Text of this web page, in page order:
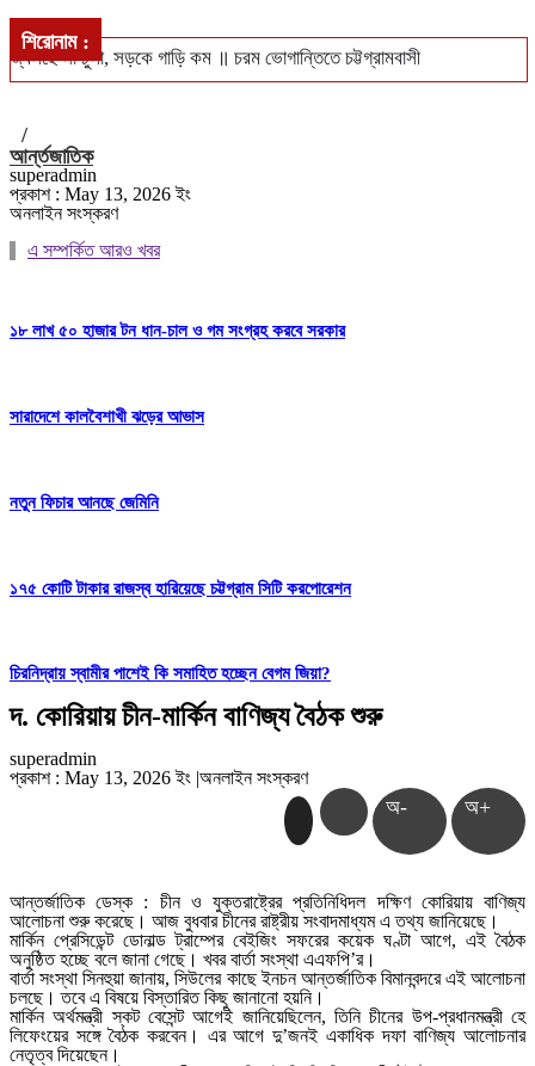
শিরোনাম :
জ্বলছে না চুলা, সড়কে গাড়ি কম ॥ চরম ভোগান্তিতে চট্টগ্রামবাসী
সিএমপি’র নিজস্ব জনবলে চলবে ট্রাফিক ব্যবস্থাপনা
ঢাকা-পাবনা ও ঢাকা-খুলনা রুটে নতুন আন্তঃনগর ট্রেন চালুর পরিকল্পনা ॥ চালু
হবে বন্ধ লোকাল-মেইল
বঙ্গোপসাগরে ধরা পড়লো ২৯ কেজির ইয়েলোফিন টুনা, ৪০ হাজারে বিক্রি
/
আর্ন্তজাতিক
superadmin
প্রকাশ : May 13, 2026 ইং
অনলাইন সংস্করণ
এ সম্পর্কিত আরও খবর
১৮ লাখ ৫০ হাজার টন ধান-চাল ও গম সংগ্রহ করবে সরকার
সারাদেশে কালবৈশাখী ঝড়ের আভাস
নতুন ফিচার আনছে জেমিনি
১৭৫ কোটি টাকার রাজস্ব হারিয়েছে চট্টগ্রাম সিটি করপোরেশন
চিরনিদ্রায় স্বামীর পাশেই কি সমাহিত হচ্ছেন বেগম জিয়া?
দ. কোরিয়ায় চীন-মার্কিন বাণিজ্য বৈঠক শুরু
superadmin
প্রকাশ : May 13, 2026 ইং |অনলাইন সংস্করণ
অ- অ+
আন্তর্জাতিক ডেস্ক : চীন ও যুক্তরাষ্ট্রের প্রতিনিধিদল দক্ষিণ কোরিয়ায় বাণিজ্য
আলোচনা শুরু করেছে। আজ বুধবার চীনের রাষ্ট্রীয় সংবাদমাধ্যম এ তথ্য জানিয়েছে।
মার্কিন প্রেসিডেন্ট ডোনাল্ড ট্রাম্পের বেইজিং সফরের কয়েক ঘণ্টা আগে, এই বৈঠক
অনুষ্ঠিত হচ্ছে বলে জানা গেছে। খবর বার্তা সংস্থা এএফপি’র।
বার্তা সংস্থা সিনহুয়া জানায়, সিউলের কাছে ইনচন আন্তর্জাতিক বিমানবন্দরে এই আলোচনা
চলছে। তবে এ বিষয়ে বিস্তারিত কিছু জানানো হয়নি।
মার্কিন অর্থমন্ত্রী স্কট বেসেন্ট আগেই জানিয়েছিলেন, তিনি চীনের উপ-প্রধানমন্ত্রী হে
লিফেংয়ের সঙ্গে বৈঠক করবেন। এর আগে দু’জনই একাধিক দফা বাণিজ্য আলোচনার
নেতৃত্ব দিয়েছেন।